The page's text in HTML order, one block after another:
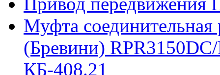
Муфта
(Бревини)
КБ-408.21